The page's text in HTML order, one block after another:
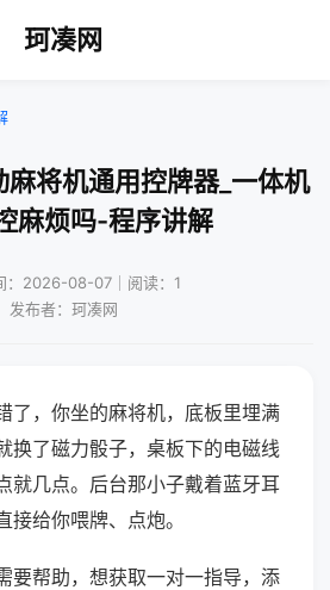
珂凑网
将机通用控牌器_一体机
麻烦吗-程序讲解
：2026-08-07｜阅读：1
发布者：珂凑网
了，你坐的麻将机，底板里埋满
换了磁力骰子，桌板下的电磁线
就几点。后台那小子戴着蓝牙耳
给你喂牌、点炮。
要帮助，想获取一对一指导，添